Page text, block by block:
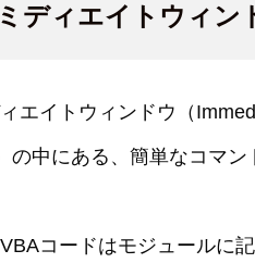
ディエイトウィン
エイトウィンドウ（
の中にある、簡単なコマ
コードはモジュールに